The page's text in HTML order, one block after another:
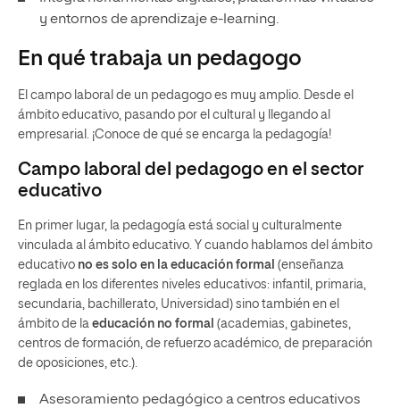
y entornos de aprendizaje e-learning.
En qué trabaja un pedagogo
El campo laboral de un pedagogo es muy amplio. Desde el
ámbito educativo, pasando por el cultural y llegando al
empresarial. ¡Conoce de qué se encarga la pedagogía!
Campo laboral del pedagogo en el sector
educativo
En primer lugar, la pedagogía está social y culturalmente
vinculada al ámbito educativo. Y cuando hablamos del ámbito
educativo no es solo en la educación formal (enseñanza
reglada en los diferentes niveles educativos: infantil, primaria,
secundaria, bachillerato, Universidad) sino también en el
ámbito de la educación no formal (academias, gabinetes,
centros de formación, de refuerzo académico, de preparación
de oposiciones, etc.).
Asesoramiento pedagógico a centros educativos